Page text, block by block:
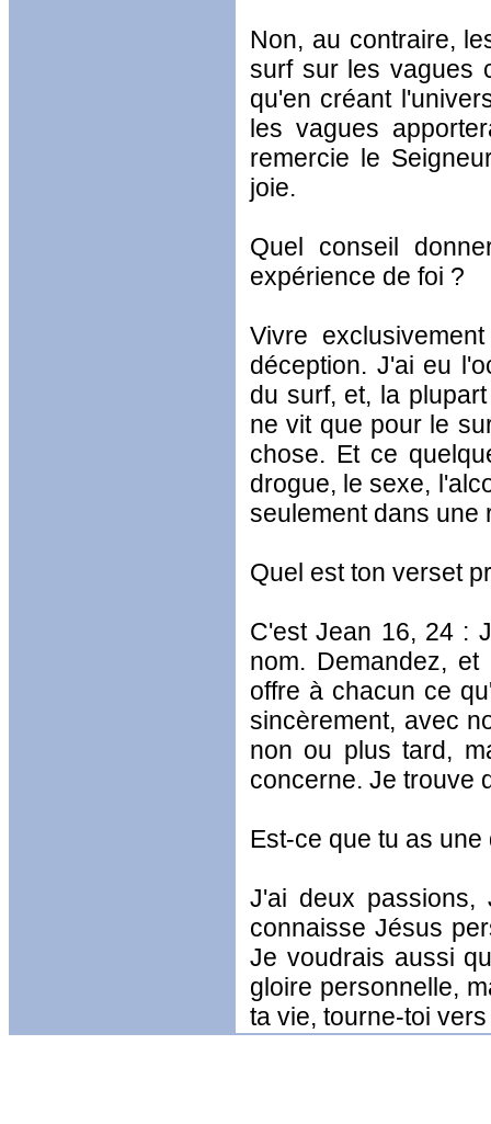
Non, au contraire,
surf sur les vagues
qu'en créant
les vagues
remercie le
joie.
Quel conseil
expérience de foi ?
Vivre
déception. J'ai eu
du surf, et, la
ne vit que pour le
chose. Et ce
drogue, le sexe,
seulement dans une
Quel est ton verset
C'est Jean 16, 24 :
nom. Demandez,
offre à chacun ce
sincèrement, avec
non ou plus tard,
concerne. Je trouve
Est-ce que tu as
J'ai deux
connaisse Jésus
Je voudrais aussi
gloire personnelle,
ta vie, tourne-toi